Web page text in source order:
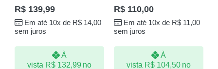
R$ 139,99
Em até 10x de R$14,00
sem juros
À
vista R$132,99 no
R$ 110,00
Em até 10x de R$11,00
sem juros
À
vista R$104,50 no